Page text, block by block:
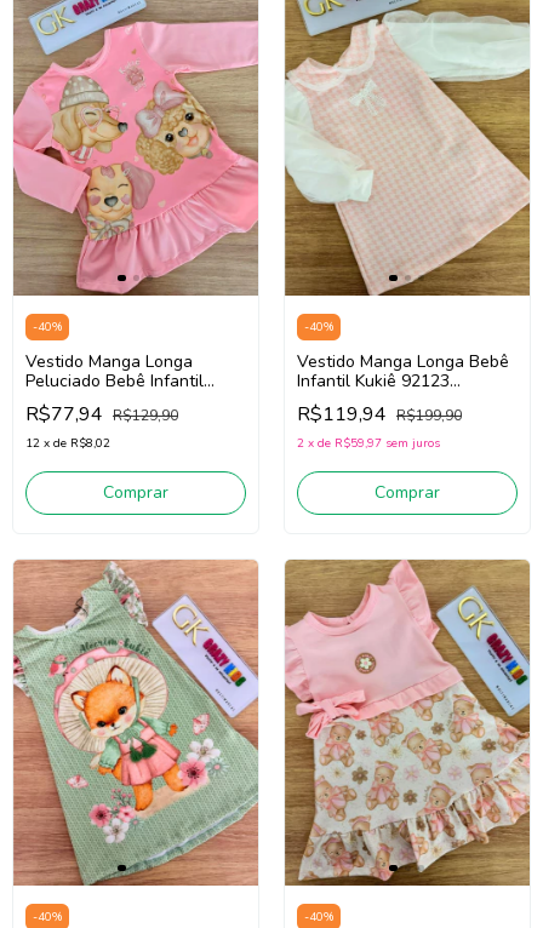
-40%
Vestido Manga Longa
Peluciado Bebê Infantil
Menina Kukiê 90876 (Rosa)
R$77,94 R$129,90
12 x de R$8,02
Comprar
-40%
Vestido Manga Longa Bebê
Infantil Kukiê 92123
(Rosa/Off White)
R$119,94 R$199,90
2 x de R$59,97 sem juros
Comprar
-40% -40%